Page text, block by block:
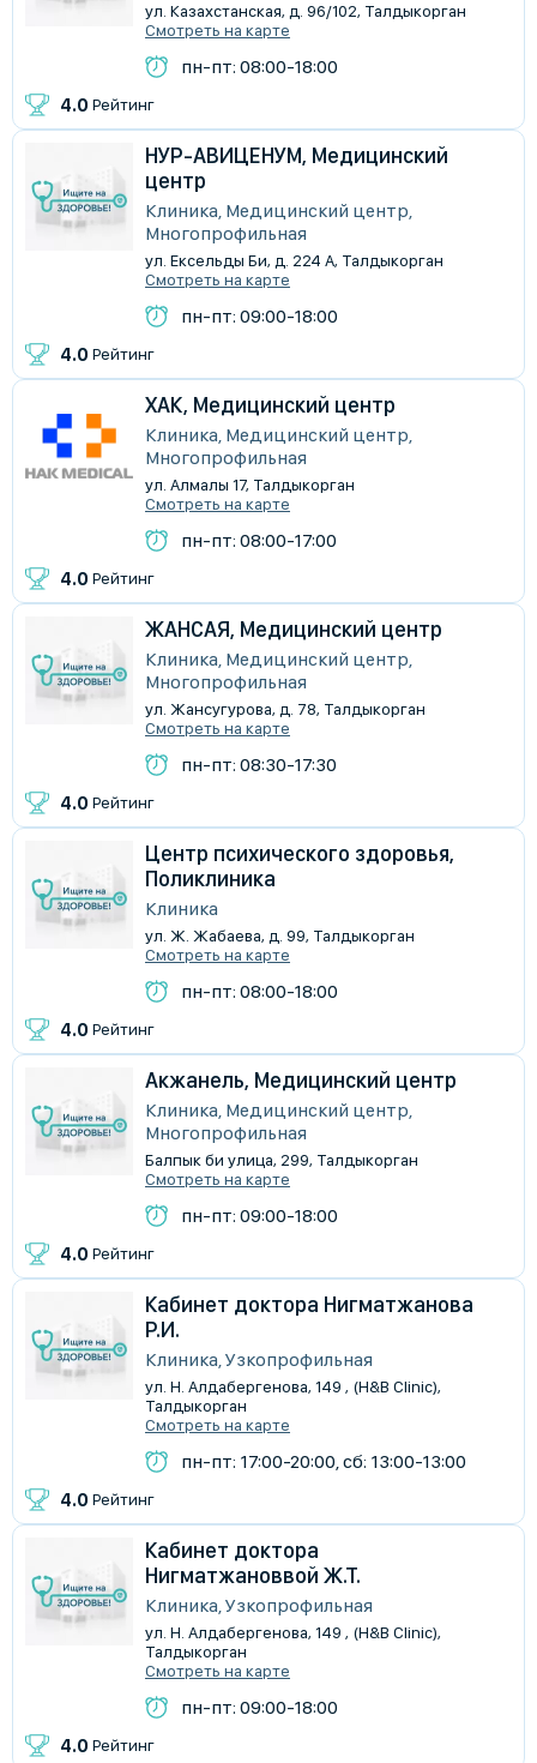
ул. Казахстанская, д. 96/102, Талдыкорган
Смотреть на карте
пн-пт: 08:00-18:00
4.0 Рейтинг
НУР-АВИЦЕНУМ, Медицинский
центр
Клиника, Медицинский центр,
Многопрофильная
ул. Ексельды Би, д. 224 А, Талдыкорган
Смотреть на карте
пн-пт: 09:00-18:00
4.0 Рейтинг
ХАК, Медицинский центр
Клиника, Медицинский центр,
Многопрофильная
ул. Алмалы 17, Талдыкорган
Смотреть на карте
пн-пт: 08:00-17:00
4.0 Рейтинг
ЖАНСАЯ, Медицинский центр
Клиника, Медицинский центр,
Многопрофильная
ул. Жансугурова, д. 78, Талдыкорган
Смотреть на карте
пн-пт: 08:30-17:30
4.0 Рейтинг
Центр психического здоровья,
Поликлиника
Клиника
ул. Ж. Жабаева, д. 99, Талдыкорган
Смотреть на карте
пн-пт: 08:00-18:00
4.0 Рейтинг
Акжанель, Медицинский центр
Клиника, Медицинский центр,
Многопрофильная
Балпык би улица, 299, Талдыкорган
Смотреть на карте
пн-пт: 09:00-18:00
4.0 Рейтинг
Кабинет доктора Нигматжанова
Р.И.
Клиника, Узкопрофильная
ул. Н. Алдабергенова, 149 , (H&B Clinic),
Талдыкорган
Смотреть на карте
пн-пт: 17:00-20:00, сб: 13:00-13:00
4.0 Рейтинг
Кабинет доктора
Нигматжановвой Ж.Т.
Клиника, Узкопрофильная
ул. Н. Алдабергенова, 149 , (H&B Clinic),
Талдыкорган
Смотреть на карте
пн-пт: 09:00-18:00
4.0 Рейтинг